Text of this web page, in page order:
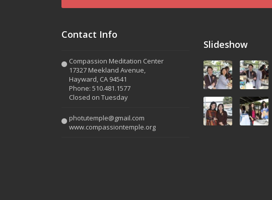
Contact Info
Compassion Meditation Center
17327 Meekland Avenue,
Hayward, CA 94541
Phone: 510.481.1577
Closed on Tuesday
photutemple@gmail.com
www.compassiontemple.org
Slideshow